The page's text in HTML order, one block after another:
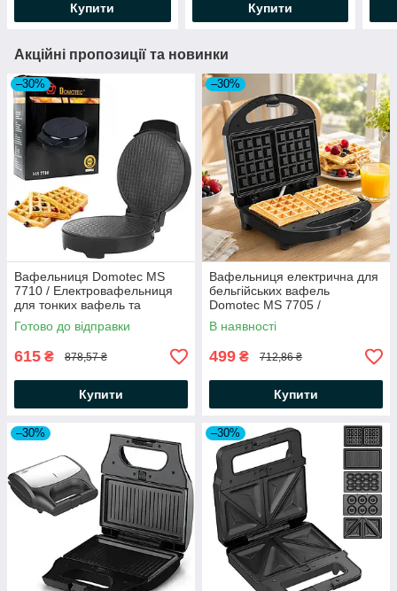
Купити Купити
Акційні пропозиції та новинки
–30%
Вафельниця Domotec MS
7710 / Електровафельниця
для тонких вафель та
трубочок з антипригарним
покриттям
Готово до відправки
615 ₴ 878,57 ₴
Купити
–30%
Вафельниця електрична для
бельгійських вафель
Domotec MS 7705 /
Електровафельниця з
антипригарним покриттям
В наявності
499 ₴ 712,86 ₴
Купити
–30% –30%